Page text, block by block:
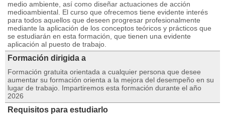
medio ambiente, así como diseñar actuaciones de acción
medioambiental. El curso que ofrecemos tiene evidente interés
para todos aquellos que deseen progresar profesionalmente
mediante la aplicación de los conceptos teóricos y prácticos que
se estudiarán en esta formación, que tienen una evidente
aplicación al puesto de trabajo.
Formación dirigida a
Formación gratuita orientada a cualquier persona que desee
aumentar su formación orienta a la mejora del desempeño en su
lugar de trabajo. Impartiremos esta formación durante el año
2026
Requisitos para estudiarlo